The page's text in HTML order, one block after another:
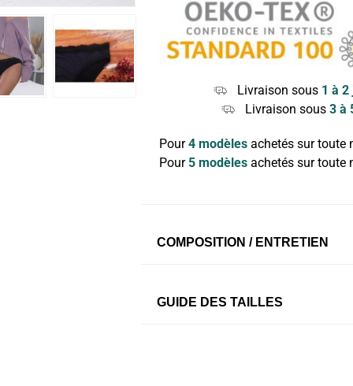
Livraison sous 1 à
Livraison sous 3 à
Pour4 modèlesachetés sur toute
Pour 5 modèlesachetés sur toute
COMPOSITION / ENTRETIEN
Doublure drainante :
muqueuses. Zéro sensation
GUIDE DES TAILLES